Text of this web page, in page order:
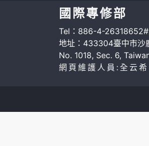
國際專修部
Tel：886-4-
地址：433304臺中市沙
No. 1018, Sec. 6,
網頁維護人員:全云希